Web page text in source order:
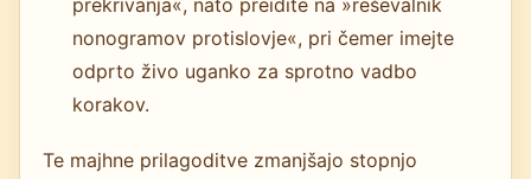
nonogramov protislovje«, pri čemer imejte
odprto živo uganko za sprotno vadbo
korakov.
Te majhne prilagoditve zmanjšajo stopnjo